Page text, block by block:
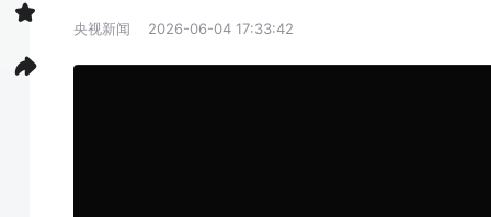
央视新闻 2026-06-04 17:33:42